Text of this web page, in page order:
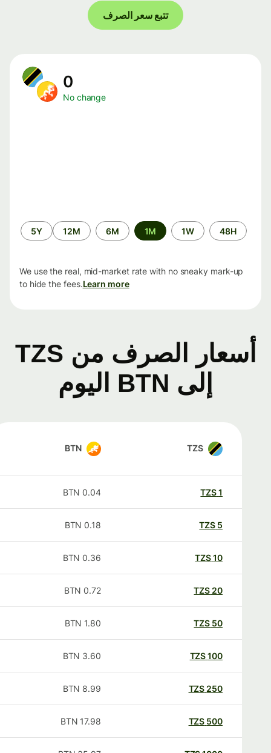
تتبع سعر الصرف
No change
الفترة
الزمنية
48H
1W
1M
6M
12M
5Y
We use the real, mid-market rate with no sneaky mark-up
to hide the fees.Learn more
أسعار الصرف من TZS
إلى BTN اليوم
TZS
BTN
TZS
0.04
BTN
TZS
0.18
BTN
TZS
0.36
BTN
20
TZS
0.72
BTN
50
TZS
1.80
BTN
100
TZS
3.60
BTN
250
TZS
8.99
BTN
500
TZS
17.98
BTN